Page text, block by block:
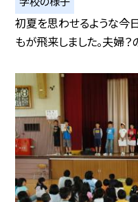
初夏を思わせるような今
もが飛来しました。夫婦？